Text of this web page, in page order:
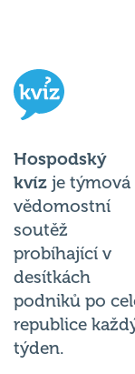
Hospodský
kvíz je týmová
vědomostní
soutěž
probíhající v
desítkách
podniků po
republice
týden.